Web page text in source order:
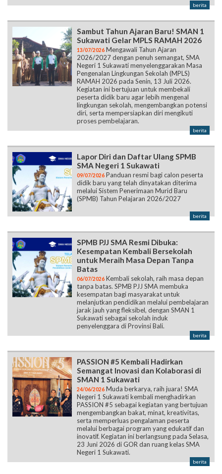
berita
Sambut Tahun Ajaran Baru! SMAN 1
Sukawati Gelar MPLS RAMAH 2026
13/07/2026 Mengawali Tahun Ajaran
2026/2027 dengan penuh semangat, SMA
Negeri 1 Sukawati menyelenggarakan Masa
Pengenalan Lingkungan Sekolah (MPLS)
RAMAH 2026 pada Senin, 13 Juli 2026.
Kegiatan ini bertujuan untuk membekali
peserta didik baru agar lebih mengenal
lingkungan sekolah, mengembangkan potensi
diri, serta mempersiapkan diri mengikuti
proses pembelajaran.
berita
Lapor Diri dan Daftar Ulang SPMB
SMA Negeri 1 Sukawati
09/07/2026 Panduan resmi bagi calon peserta
didik baru yang telah dinyatakan diterima
melalui Sistem Penerimaan Murid Baru
(SPMB) Tahun Pelajaran 2026/2027
berita
SPMB PJJ SMA Resmi Dibuka:
Kesempatan Kembali Bersekolah
untuk Meraih Masa Depan Tanpa
Batas
06/07/2026 Kembali sekolah, raih masa depan
tanpa batas. SPMB PJJ SMA membuka
kesempatan bagi masyarakat untuk
melanjutkan pendidikan melalui pembelajaran
jarak jauh yang fleksibel, dengan SMAN 1
Sukawati sebagai sekolah induk
penyelenggara di Provinsi Bali.
berita
PASSION #5 Kembali Hadirkan
Semangat Inovasi dan Kolaborasi di
SMAN 1 Sukawati
24/06/2026 Muda berkarya, raih juara! SMA
Negeri 1 Sukawati kembali menghadirkan
PASSION #5 sebagai kegiatan yang bertujuan
mengembangkan bakat, minat, kreativitas,
serta memperluas pengalaman peserta
melalui berbagai program yang edukatif dan
inovatif. Kegiatan ini berlangsung pada Selasa,
23 Juni 2026 di GOR dan ruang kelas SMA
Negeri 1 Sukawati.
berita